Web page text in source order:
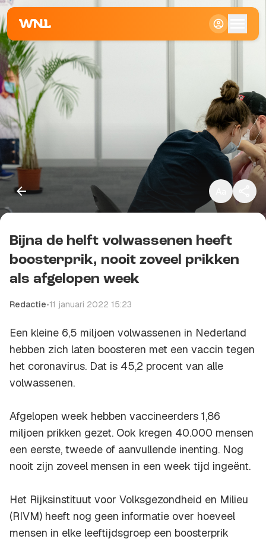
Klein
Standaard
Groot
Kopieer link
Bijna de helft volwassenen heeft
boosterprik, nooit zoveel prikken
als afgelopen week
Redactie•11 januari 2022 15:23
Een kleine 6,5 miljoen volwassenen in Nederland
hebben zich laten boosteren met een vaccin tegen
het coronavirus. Dat is 45,2 procent van alle
volwassenen.
Afgelopen week hebben vaccineerders 1,86
miljoen prikken gezet. Ook kregen 40.000 mensen
een eerste, tweede of aanvullende inenting. Nog
nooit zijn zoveel mensen in een week tijd ingeënt.
Het Rijksinstituut voor Volksgezondheid en Milieu
(RIVM) heeft nog geen informatie over hoeveel
mensen in elke leeftijdsgroep een boosterprik